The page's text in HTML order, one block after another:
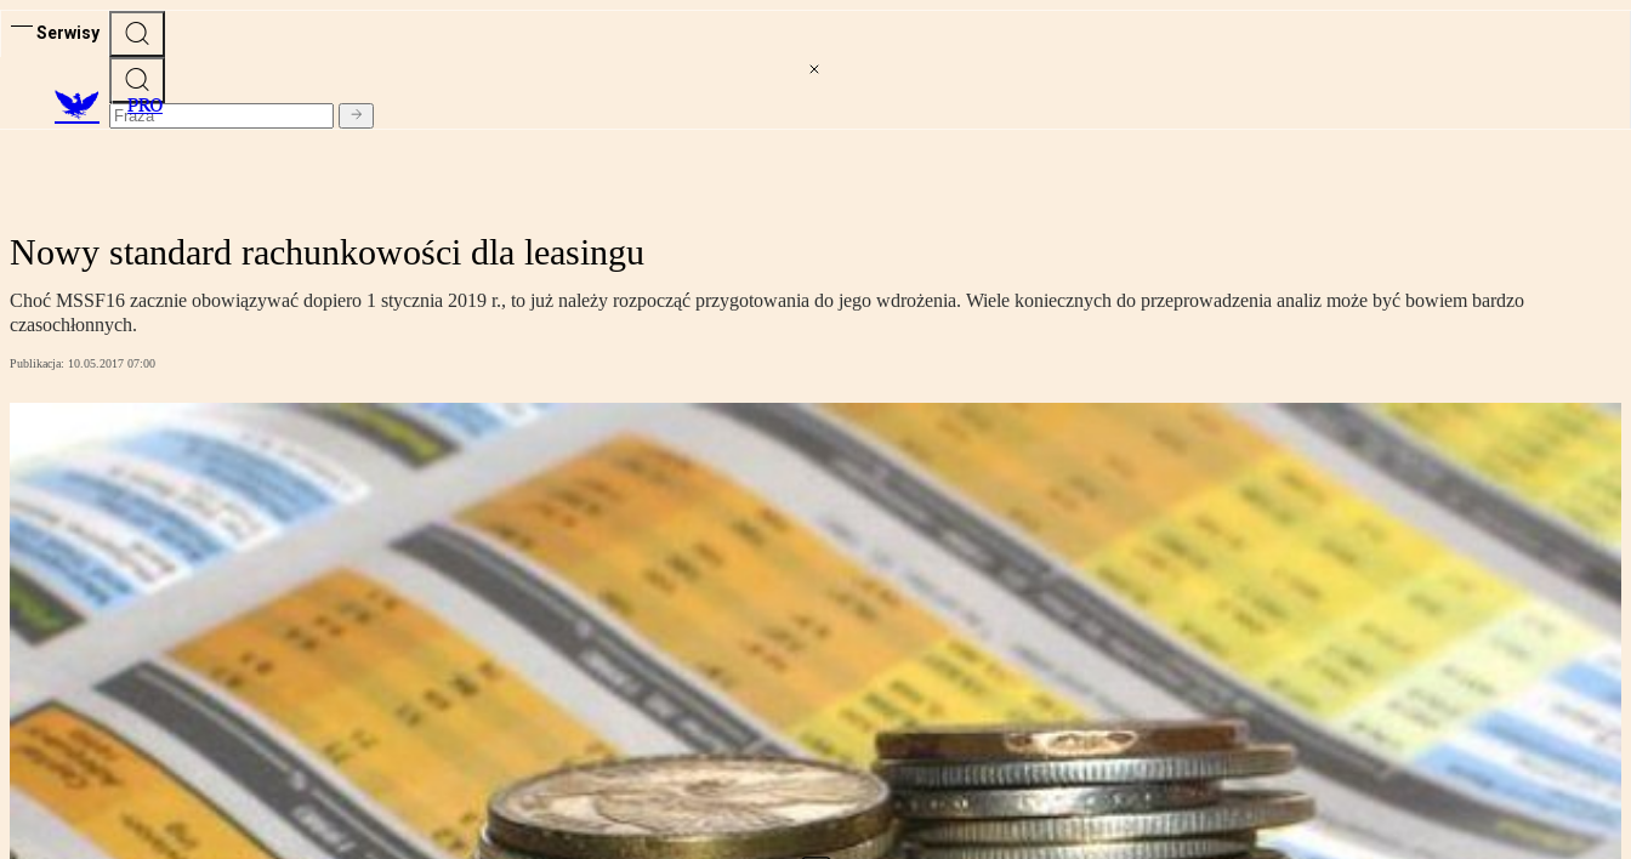
Serwisy
PRO
Nowy standard rachunkowości dla leasingu
Choć MSSF16 zacznie obowiązywać dopiero 1 stycznia 2019 r., to już należy rozpocząć przygotowania do jego wdrożenia. Wiele koniecznych do przeprowadzenia analiz może być bowiem bardzo
czasochłonnych.
Publikacja: 10.05.2017 07:00